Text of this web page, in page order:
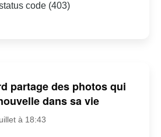
code (403)
partage des photos qui
dans sa vie
à 18:43